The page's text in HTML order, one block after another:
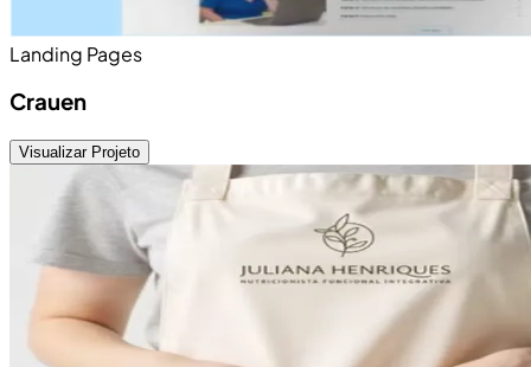
Landing Pages
Crauen
Visualizar Projeto